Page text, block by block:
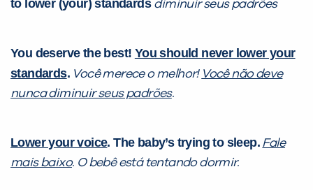
to lower (your) standards diminuir seus padrões
You deserve the best! You should never lower your
standards. Você merece o melhor! Você não deve
nunca diminuir seus padrões.
Lower your voice. The baby’s trying to sleep. Fale
mais baixo. O bebê está tentando dormir.